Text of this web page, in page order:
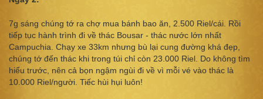
7g sáng chúng tớ ra chợ mua bánh bao ăn, 2.500 Riel/cái. Rồi
tiếp tục hành trình đi về thác Bousar - thác nước lớn nhất
Campuchia. Chạy xe 33km nhưng bù lại cung đường khá đẹp,
chúng tớ đến thác khi trong túi chỉ còn 23.000 Riel. Do không tìm
hiểu trước, nên cả bọn ngậm ngùi đi về vì mỗi vé vào thác là
10.000 Riel/người. Tiếc hùi hụi luôn!